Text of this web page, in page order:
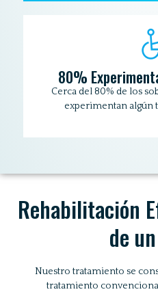
80%
Cerca del 80% de los
experimentan algún
Rehabilitación
de
Nuestro tratamiento se
tratamiento